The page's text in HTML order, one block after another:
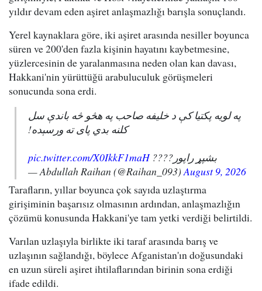
yıldır devam eden aşiret anlaşmazlığı barışla sonuçlandı.
Yerel kaynaklara göre, iki aşiret arasında nesiller boyunca
süren ve 200'den fazla kişinin hayatını kaybetmesine,
yüzlercesinin de yaralanmasına neden olan kan davası,
Hakkani'nin yürüttüğü arabuluculuk görüşmeleri
sonucunda sona erdi.
په لویه پکتیا کې د خلیفه صاحب په هڅو څه باندې سل
کلنه بدي پای ته ورسېده!
بشپړ راپور????pic.twitter.com/X0IkkF1maH
— Abdullah Raihan (@Raihan_093)August 9, 2026
Tarafların, yıllar boyunca çok sayıda uzlaştırma
girişiminin başarısız olmasının ardından, anlaşmazlığın
çözümü konusunda Hakkani'ye tam yetki verdiği belirtildi.
Varılan uzlaşıyla birlikte iki taraf arasında barış ve
uzlaşının sağlandığı, böylece Afganistan'ın doğusundaki
en uzun süreli aşiret ihtilaflarından birinin sona erdiği
ifade edildi.